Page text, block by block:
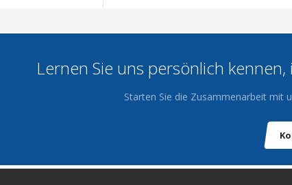
Lernen Sie uns persönlich
Starten Sie die Zusammenarbeit mit